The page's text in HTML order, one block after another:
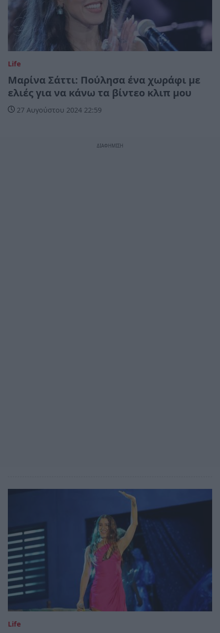
Life
Μαρίνα Σάττι: Πούλησα ένα χωράφι με
ελιές για να κάνω τα βίντεο κλιπ μου
27 Αυγούστου 2024 22:59
Life